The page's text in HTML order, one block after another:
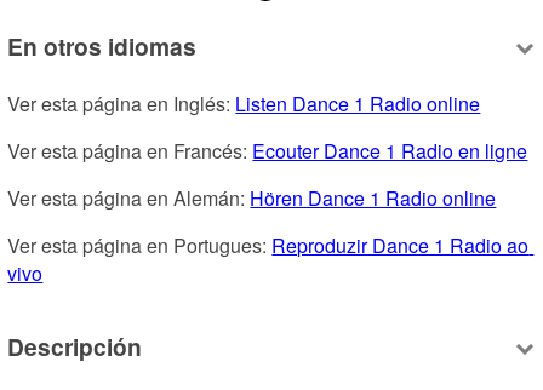
En otros idiomas
Ver esta página en Inglés: Listen Dance 1 Radio online
Ver esta página en Francés: Ecouter Dance 1 Radio en ligne
Ver esta página en Alemán: Hören Dance 1 Radio online
Ver esta página en Portugues: Reproduzir Dance 1 Radio ao
vivo
Descripción